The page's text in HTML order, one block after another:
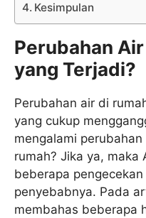
Kesimpulan
Perubahan
yang Terjadi?
Perubahan air di
yang cukup
mengalami
rumah? Jika ya, maka
beberapa
penyebabnya. Pada
membahas beberapa